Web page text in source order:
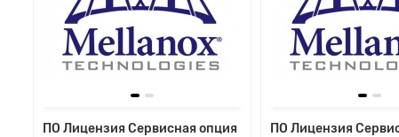
ПО Лицензия Сервисная опция
ПО Лицензия